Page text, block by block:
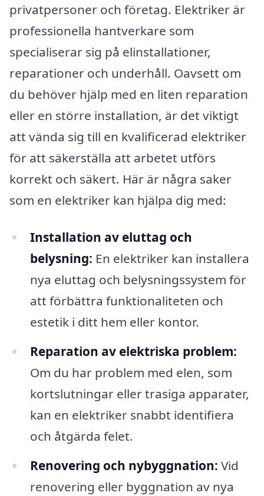
privatpersoner och företag. Elektriker är
professionella hantverkare som
specialiserar sig på elinstallationer,
reparationer och underhåll. Oavsett om
du behöver hjälp med en liten reparation
eller en större installation, är det viktigt
att vända sig till en kvalificerad elektriker
för att säkerställa att arbetet utförs
korrekt och säkert. Här är några saker
som en elektriker kan hjälpa dig med:
Installation av eluttag och
belysning: En elektriker kan installera
nya eluttag och belysningssystem för
att förbättra funktionaliteten och
estetik i ditt hem eller kontor.
Reparation av elektriska problem:
Om du har problem med elen, som
kortslutningar eller trasiga apparater,
kan en elektriker snabbt identifiera
och åtgärda felet.
Renovering och nybyggnation: Vid
renovering eller byggnation av nya